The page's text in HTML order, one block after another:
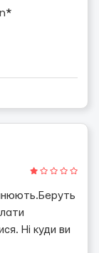
Ні куди ви